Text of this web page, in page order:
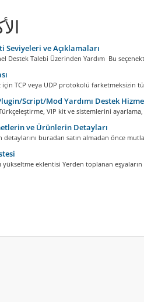
Seviyeleri ve Açıklamaları
Destek Talebi Üzerinden Yardım Bu
için TCP veya UDP protokolü farketmeksizin
Script/Mod Yardımı Destek
VIP kit ve sistemlerini
ve Ürünlerin Detayları
buradan satın almadan önce
yükseltme eklentisi Yerden toplanan eşyaların